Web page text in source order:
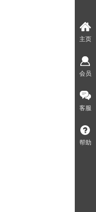
主页
会员
客服
帮助